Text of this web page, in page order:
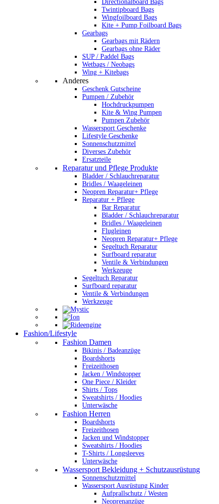
Directionalboard Bags
Twintipboard Bags
Wingfoilboard Bags
Kite + Pump Foilboard Bags
Gearbags
Gearbags mit Rädern
Gearbags ohne Räder
SUP / Paddel Bags
Wetbags / Neobags
Wing + Kitebags
Anderes
Geschenk Gutscheine
Pumpen / Zubehör
Hochdruckpumpen
Kite & Wing Pumpen
Pumpen Zubehör
Wassersport Geschenke
Lifestyle Geschenke
Sonnenschutzmittel
Diverses Zubehör
Ersatzteile
Reparatur und Pflege Produkte
Bladder / Schlauchreparatur
Bridles / Waageleinen
Neopren Reparatur+ Pflege
Reparatur + Pflege
Bar Reparatur
Bladder / Schlauchreparatur
Bridles / Waageleinen
Flugleinen
Neopren Reparatur+ Pflege
Segeltuch Reparatur
Surfboard reparatur
Ventile & Verbindungen
Werkzeuge
Segeltuch Reparatur
Surfboard reparatur
Ventile & Verbindungen
Werkzeuge
Fashion/Lifestyle
Fashion Damen
Bikinis / Badeanzüge
Boardshorts
Freizeithosen
Jacken / Windstopper
One Piece / Kleider
Shirts / Tops
Sweatshirts / Hoodies
Unterwäsche
Fashion Herren
Boardshorts
Freizeithosen
Jacken und Windstopper
Sweatshirts / Hoodies
T-Shirts / Longsleeves
Unterwäsche
Wassersport Bekleidung + Schutzausrüstung
Sonnenschutzmittel
Wassersport Ausrüstung Kinder
Aufprallschutz / Westen
Neoprenanzüge